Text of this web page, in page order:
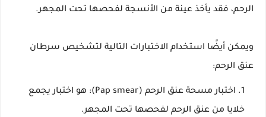
الرحم، فقد يأخذ عينة من الأنسجة لفحصها تحت المجهر.
ويمكن أيضًا استخدام الاختبارات التالية لتشخيص سرطان
عنق الرحم:
اختبار مسحة عنق الرحم (Pap smear): هو اختبار يجمع
خلايا من عنق الرحم لفحصها تحت المجهر.